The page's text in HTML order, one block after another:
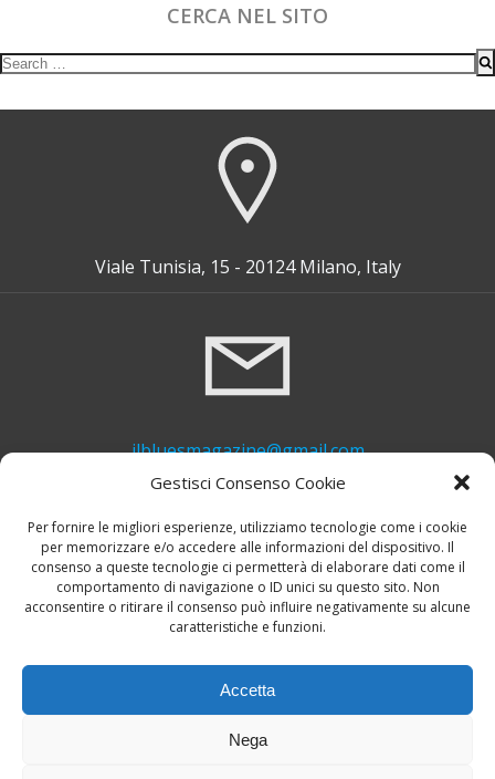
Gestisci Consenso Cookie
Per fornire le migliori esperienze, utilizziamo tecnologie come i cookie
per memorizzare e/o accedere alle informazioni del dispositivo. Il
consenso a queste tecnologie ci permetterà di elaborare dati come il
comportamento di navigazione o ID unici su questo sito. Non
acconsentire o ritirare il consenso può influire negativamente su alcune
caratteristiche e funzioni.
Accetta
Nega
CERCA NEL SITO
Search
Viale Tunisia, 15 - 20124 Milano, Italy
ilbluesmagazine@gmail.com
+39 339 748 6635